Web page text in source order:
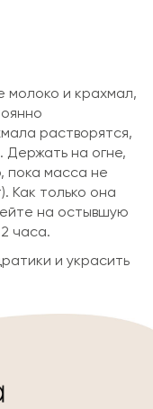
молоко и крахмал,
растворятся,
Держать на огне,
пока масса не
Как только она
на остывшую
часа.
и украсить